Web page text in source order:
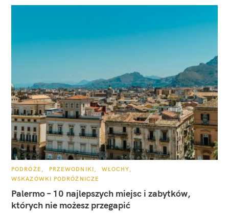
K
T
G
O
R
PODRÓŻE PRZEWODNIKI
WŁOCHY
WSKAZÓWKI PODRÓŻNICZE
Palermo – 10 najlepszych miejsc i zabytków,
których nie możesz przegapić